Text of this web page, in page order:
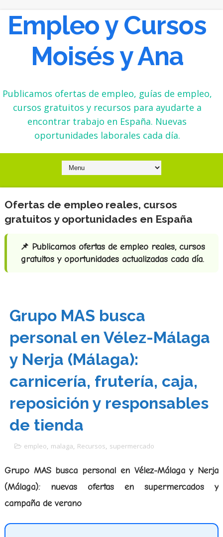
Empleo y Cursos
Moisés y Ana
Publicamos ofertas de empleo, guías de empleo,
cursos gratuitos y recursos para ayudarte a
encontrar trabajo en España. Nuevas
oportunidades laborales cada día.
Ofertas de empleo reales, cursos
gratuitos y oportunidades en España
📌 Publicamos ofertas de empleo reales, cursos
gratuitos y oportunidades actualizadas cada día.
Grupo MAS busca
personal en Vélez-Málaga
y Nerja (Málaga):
carnicería, frutería, caja,
reposición y responsables
de tienda
empleo, malaga, Recursos, supermercado
Grupo MAS busca personal en Vélez-Málaga y Nerja
(Málaga): nuevas ofertas en supermercados y
campaña de verano